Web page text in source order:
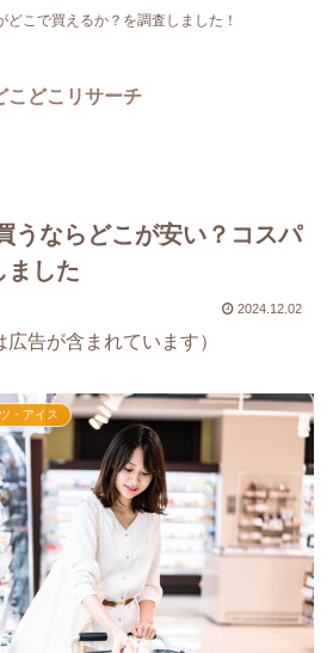
どこで買えるか？を調査しました！
こどこリサーチ
うならどこが安い？コスパ
ました
2024.12.02
広告が含まれています）
・アイス